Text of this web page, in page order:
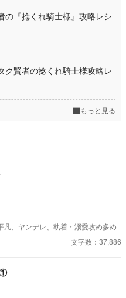
の『捻くれ騎士様』攻略レシ
ク賢者の捻くれ騎士様攻略レ
もっと見る
ました。 美形×平凡、ヤンデレ、執着・溺愛攻め多め
文字数：37,886
①